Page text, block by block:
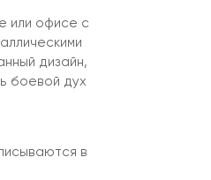
или офисе с
дизайн,
боевой дух
в